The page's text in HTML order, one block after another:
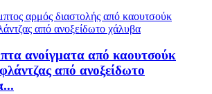
ανοίγματα από καουτσούκ
από ανοξείδωτο